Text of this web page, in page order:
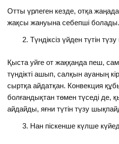
Отты үрлеген кезде, отқа
жақсы жануына себепші болады.
Түндіксіз үйден түтін
Қыста уйге от жаққанда пеш,
түндікті ашып, салқын ауаның
сыртқа айдатқан. Конвекция
болғандықтан төмен түседі де,
айдайды, яғни түтін түзу
Нан піскенше күлше